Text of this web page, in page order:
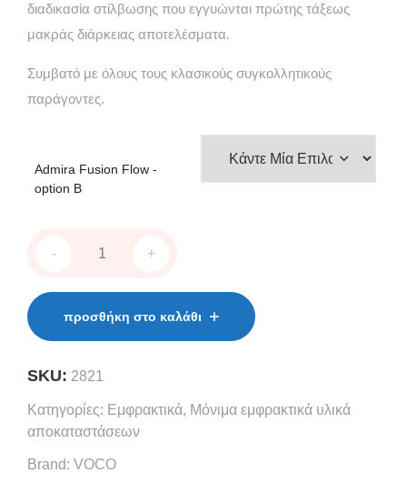
διαδικασία στίλβωσης που εγγυώνται πρώτης τάξεως
μακράς διάρκειας αποτελέσματα.
Συμβατό με όλους τους κλασικούς συγκολλητικούς
παράγοντες.
Admira Fusion Flow -
option B
Fusion
syringe
2
2
quantity
- +
προσθήκη στο καλάθι
SKU: 2821
Κατηγορίες: Εμφρακτικά, Μόνιμα εμφρακτικά υλικά
αποκαταστάσεων
Brand: VOCO